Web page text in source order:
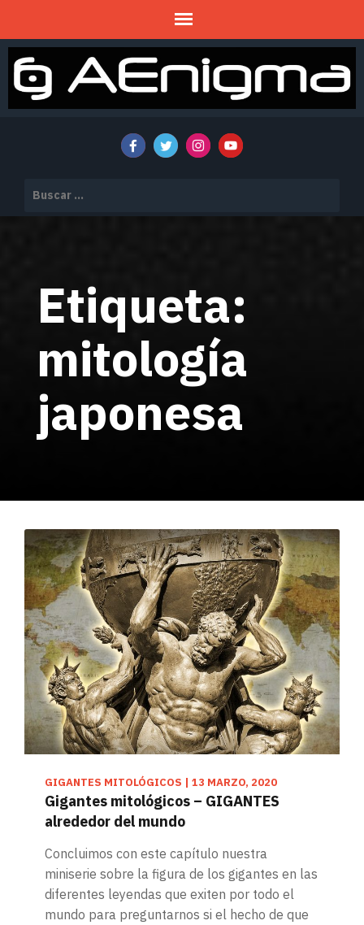
Etiqueta:
mitología
japonesa
GIGANTES MITOLÓGICOS | 13 MARZO, 2020
Gigantes mitológicos – GIGANTES
alrededor del mundo
Concluimos con este capítulo nuestra
miniserie sobre la figura de los gigantes en las
diferentes leyendas que exiten por todo el
mundo para preguntarnos si el hecho de que